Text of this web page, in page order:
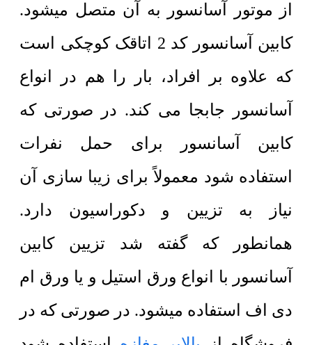
از موتور آسانسور به آن متصل میشود.
کابین آسانسور کد 2 اتاقک کوچکی است
که علاوه بر افراد، بار را هم در انواع
آسانسور جابجا می کند. در صورتی که
کابین آسانسور برای حمل نفرات
استفاده شود معمولاً برای زیبا سازی آن
نیاز به تزیین و دکوراسیون دارد.
همانطور که گفته شد تزیین کابین
آسانسور با انواع ورق استیل و یا ورق ام
دی اف استفاده میشود. در صورتی که در